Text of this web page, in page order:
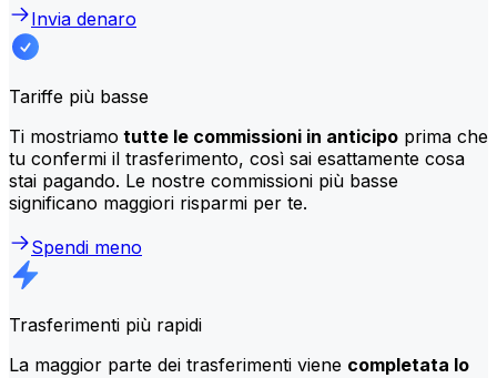
Invia denaro
Tariffe più basse
Ti mostriamo tutte le commissioni in anticipo prima che
tu confermi il trasferimento, così sai esattamente cosa
stai pagando. Le nostre commissioni più basse
significano maggiori risparmi per te.
Spendi meno
Trasferimenti più rapidi
La maggior parte dei trasferimenti viene completata lo